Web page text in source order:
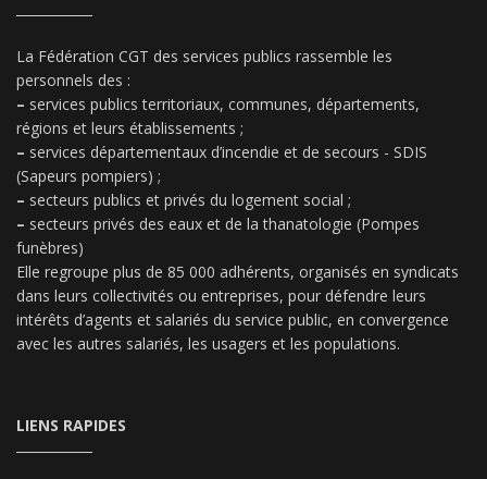
La Fédération CGT des services publics rassemble les
personnels des :
– services publics territoriaux, communes, départements,
régions et leurs établissements ;
– services départementaux d’incendie et de secours - SDIS
(Sapeurs pompiers) ;
– secteurs publics et privés du logement social ;
– secteurs privés des eaux et de la thanatologie (Pompes
funèbres)
Elle regroupe plus de 85 000 adhérents, organisés en syndicats
dans leurs collectivités ou entreprises, pour défendre leurs
intérêts d’agents et salariés du service public, en convergence
avec les autres salariés, les usagers et les populations.
LIENS RAPIDES